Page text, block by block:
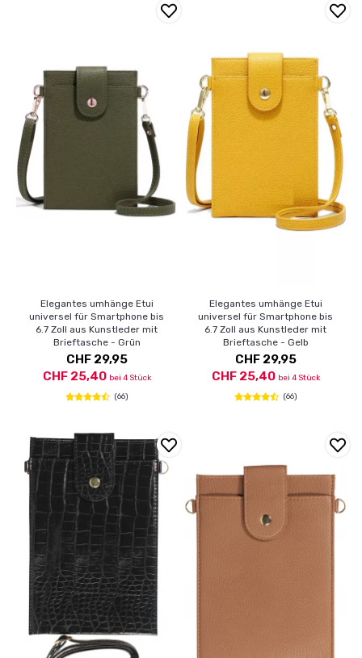
Elegantes umhänge Etui
universel für Smartphone bis
6.7 Zoll aus Kunstleder mit
Brieftasche - Grün
CHF 29,95
CHF 25,40 bei 4 Stück
(66)
Elegantes umhänge Etui
universel für Smartphone bis
6.7 Zoll aus Kunstleder mit
Brieftasche - Gelb
CHF 29,95
CHF 25,40 bei 4 Stück
(66)